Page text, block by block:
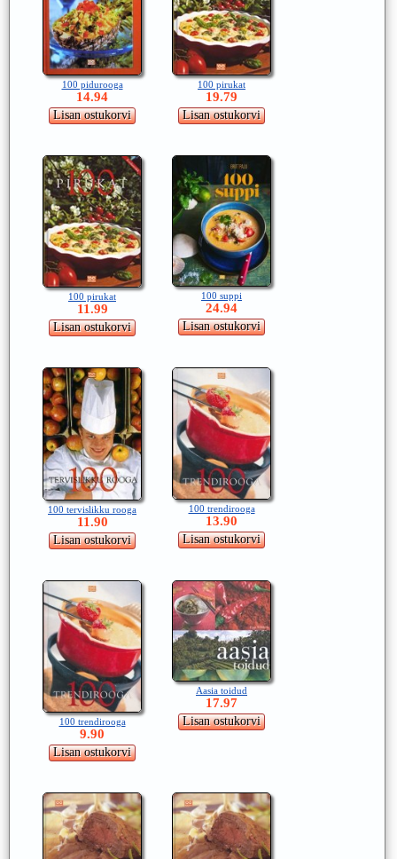
100 pidurooga
14.94
100 pirukat
19.79
100 pirukat
11.99
100 suppi
24.94
100 tervislikku rooga
11.90
100 trendirooga
13.90
100 trendirooga
9.90
Aasia toidud
17.97